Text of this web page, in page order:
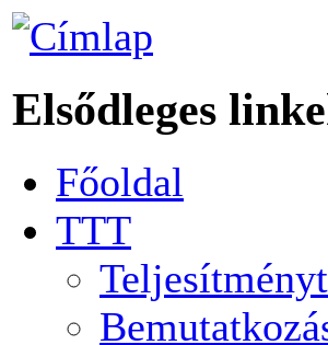
Elsődleges
Főoldal
TTT